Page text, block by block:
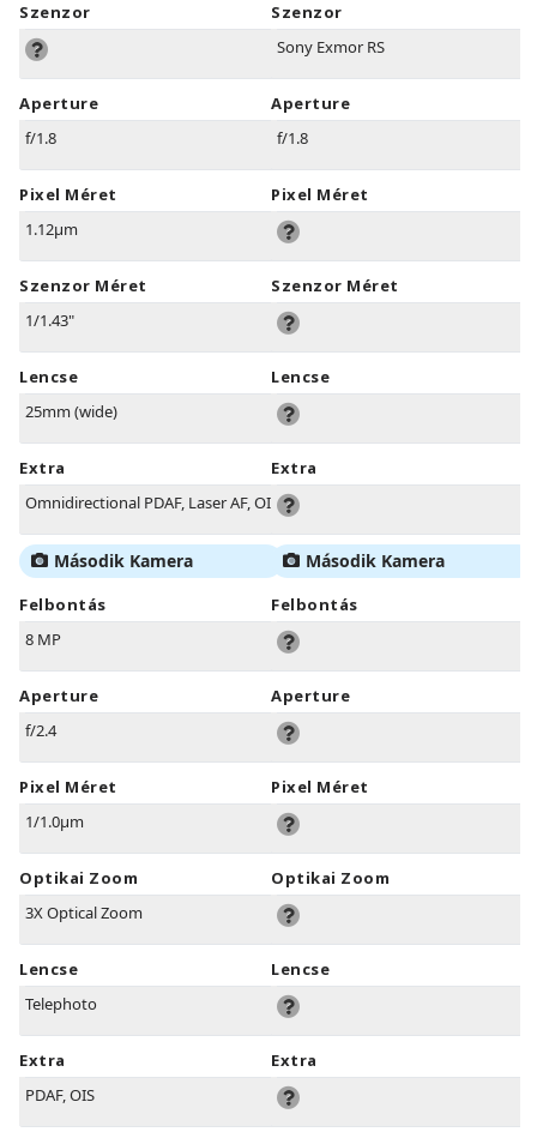
Szenzor
Aperture
f/1.8
Pixel Méret
1.12µm
Szenzor Méret
1/1.43"
Lencse
25mm (wide)
Extra
Omnidirectional PDAF, Laser AF, OIS
Második Kamera
Felbontás
8 MP
Aperture
f/2.4
Pixel Méret
1/1.0µm
Optikai Zoom
3X Optical Zoom
Lencse
Telephoto
Extra
PDAF, OIS
Szenzor
Sony Exmor RS
Aperture
f/1.8
Pixel Méret
Szenzor Méret
Lencse
Extra
Második Kamera
Felbontás
Aperture
Pixel Méret
Optikai Zoom
Lencse
Extra